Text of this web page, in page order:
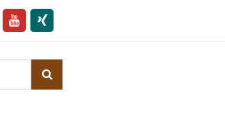
LinkedInYoutube
Xing
search